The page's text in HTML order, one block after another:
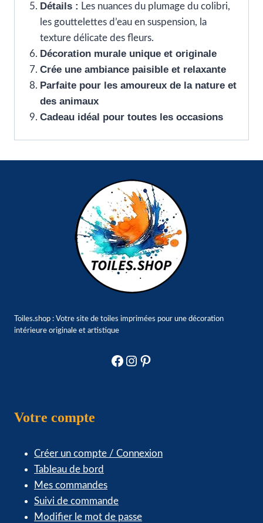
Détails : Les nuances du plumage du colibri,
les gouttelettes d’eau en suspension, la
texture délicate des fleurs.
Décoration murale unique et originale
Crée une ambiance paisible et relaxante
Parfaite pour les amoureux de la nature et
des animaux
Cadeau idéal pour toutes les occasions
Toiles.shop : Votre site de toiles imprimées pour une décoration
intérieure originale et artistique
Facebook
Instagram
Pinterest
Votre compte
Créer un compte / Connexion
Tableau de bord
Mes commandes
Suivi de commande
Modifier le mot de passe